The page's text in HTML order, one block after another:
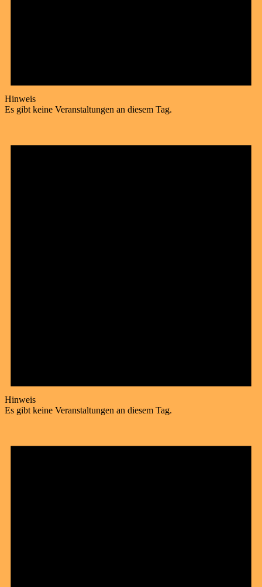
Hinweis
Es gibt keine Veranstaltungen an diesem Tag.
Hinweis
Es gibt keine Veranstaltungen an diesem Tag.